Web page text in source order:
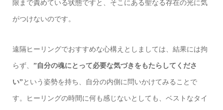
限まで責めている状態ですと、そこにある聖なる存在の光に気
がつけないのです。
遠隔ヒーリングでおすすめな心構えとしましては、結果には拘
らず、 ”自分の魂にとって必要な気づきをもたらしてくださ
い”という姿勢を持ち、自分の内側に問いかけてみることで
す。ヒーリングの時間に何も感じないとしても、ベストなタイ